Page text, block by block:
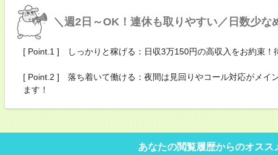
＼週2日～OK！連休も取りやすい／日数少な
[ Point.1 ] しっかりと稼げる：日収3万150円の高収入をお約束！
[ Point.2 ] 落ち着いて働ける：夜間は見回りやコール対応がメイ
ます！
あなたの閲覧履歴からのオスス